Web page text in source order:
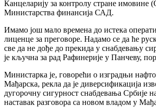
Канцеларију за контролу стране имовине
Министарства финансија САД.
Имамо још мало времена до истека
лиценце за преговоре. Надамо се да ће
све да не дође до прекида у снабдевању
је кључна за рад Рафинерије у Панчеву,
Министарка је, говорећи о изградњи
Мађарска, рекла да је диверсификација
дугорочну сигурност снабдевања Србије
наставак разговора са новом владом у